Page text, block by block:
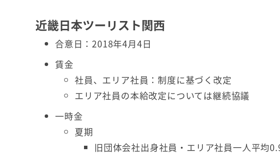
近畿日本ツーリスト関西
合意日：2018年4月4日
賃金
社員、エリア社員：制度に基づく改定
エリア社員の本給改定については継続協議
一時金
夏期
旧団体会社出身社員・エリア社員一人平均